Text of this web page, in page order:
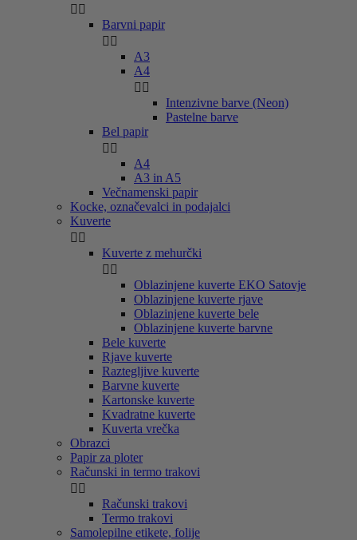
 
Barvni papir
 
A3
A4
 
Intenzivne barve (Neon)
Pastelne barve
Bel papir
 
A4
A3 in A5
Večnamenski papir
Kocke, označevalci in podajalci
Kuverte
 
Kuverte z mehurčki
 
Oblazinjene kuverte EKO Satovje
Oblazinjene kuverte rjave
Oblazinjene kuverte bele
Oblazinjene kuverte barvne
Bele kuverte
Rjave kuverte
Raztegljive kuverte
Barvne kuverte
Kartonske kuverte
Kvadratne kuverte
Kuverta vrečka
Obrazci
Papir za ploter
Računski in termo trakovi
 
Računski trakovi
Termo trakovi
Samolepilne etikete, folije